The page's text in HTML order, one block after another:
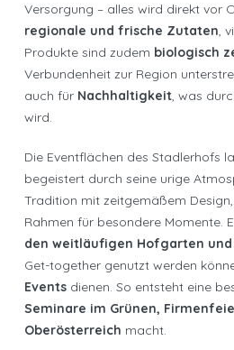
Versorgung – alles wird direkt vor
regionale und frische Zutaten,
Produkte sind zudem biologisch
Verbundenheit zur Region
auch für Nachhaltigkeit, was
wird.
Die Eventflächen des Stadlerhofs
begeistert durch seine urige
Tradition mit zeitgemäßem
Rahmen für besondere Momente.
den weitläufigen Hofgarten
Get-together genutzt werden
Events dienen. So entsteht eine
Seminare im Grünen,
Oberösterreich macht.